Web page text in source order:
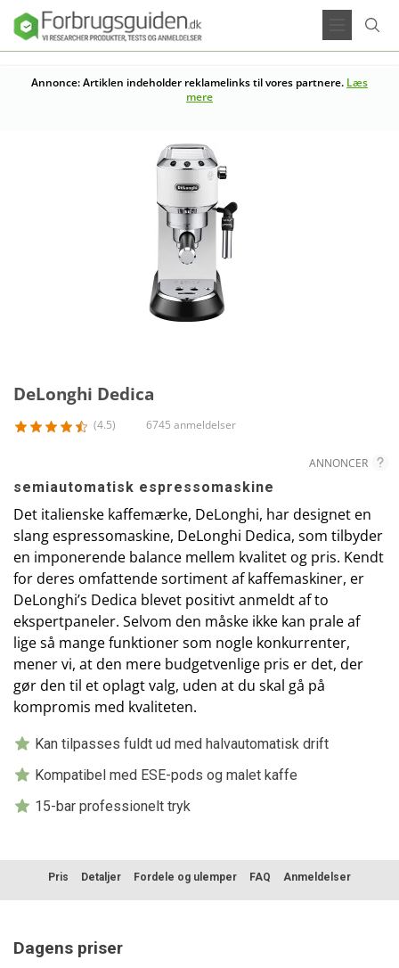
Annonce: Artiklen indeholder reklamelinks til vores partnere. Læs
mere
DeLonghi Dedica
(4.5) 6745 anmeldelser
ANNONCER
semiautomatisk espressomaskine
Det italienske kaffemærke, DeLonghi, har designet en
slang espressomaskine, DeLonghi Dedica, som tilbyder
en imponerende balance mellem kvalitet og pris. Kendt
for deres omfattende sortiment af kaffemaskiner, er
DeLonghi’s Dedica blevet positivt anmeldt af to
ekspertpaneler. Selvom den måske ikke kan prale af
lige så mange funktioner som nogle konkurrenter,
mener vi, at den mere budgetvenlige pris er det, der
gør den til et oplagt valg, uden at du skal gå på
kompromis med kvaliteten.
Kan tilpasses fuldt ud med halvautomatisk drift
Kompatibel med ESE-pods og malet kaffe
15-bar professionelt tryk
Pris Detaljer Fordele og ulemper FAQ Anmeldelser
Dagens priser